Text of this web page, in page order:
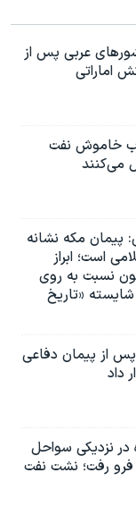
عربی پس از
اماراتی
خاموش نفت
می‌کنند
پیمان مکه نشانه
است؛ ابراز
نسبت به روی
«تاریخ
از پیمان دفاعی
داد
نزدیکی سواحل
رفت؛ نشت نفت